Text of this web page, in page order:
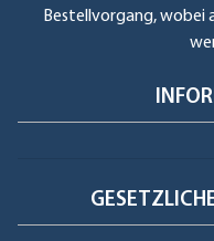
Bestellvorgang, wobei